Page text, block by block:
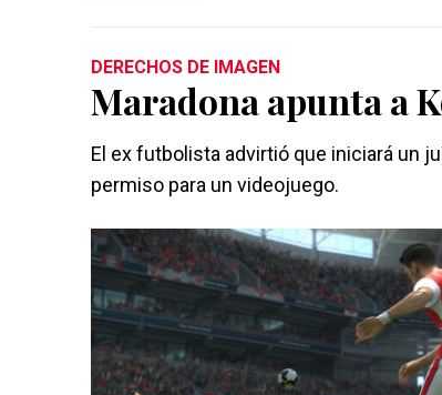
DERECHOS DE IMAGEN
Maradona apunta a
El ex futbolista advirtió que iniciará un
permiso para un videojuego.